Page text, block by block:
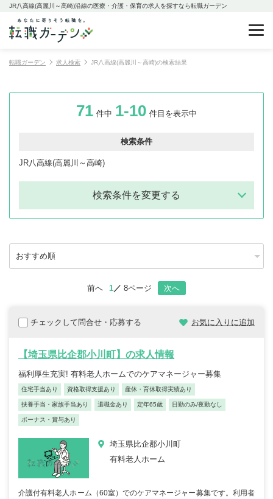
JR八高線(高麗川～高崎)沿線の医療・介護・保育の求人を探すなら転職ガーデン
転職ガーデン 求人検索 JR八高線(高麗川～高崎)の検索結果
71 件中 1-10 件目を表示中
検索条件
JR八高線(高麗川～高崎)
検索条件を変更する
前へ 1 8ページ 次へ
チェックして問合せ・応募する お気に入りに追加
【埼玉県比企郡小川町】の求人情報
福利厚生充実! 有料老人ホームでのケアマネージャー募集
住宅手当あり 資格取得支援あり 産休・育休取得実績あり
扶養手当・家族手当あり 退職金あり 定年65歳 日勤のみ/夜勤なし
ボーナス・賞与あり
埼玉県比企郡小川町
有料老人ホーム
介護付有料老人ホーム（60室）でのケアマネージャー募集です。利用者